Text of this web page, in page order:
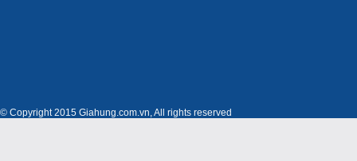
© Copyright 2015 Giahung.com.vn, All rights reserved